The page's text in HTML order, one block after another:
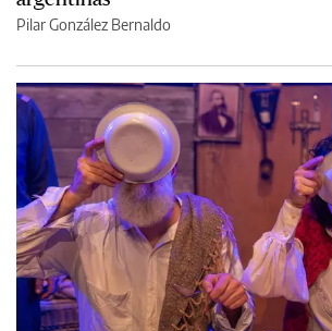
Pilar González Bernaldo